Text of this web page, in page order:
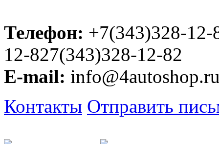
Телефон: +7(343)328-
12-827(343)328-12-82
E-mail:
Контакты Отправить